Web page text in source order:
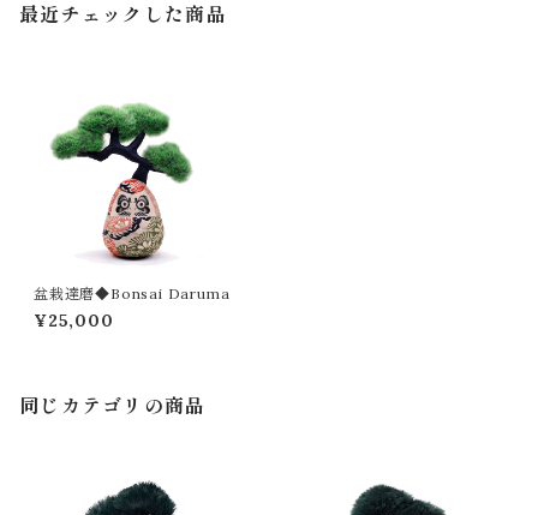
最近チェックした商品
盆栽達磨◆Bonsai Daruma
¥25,000
同じカテゴリの商品